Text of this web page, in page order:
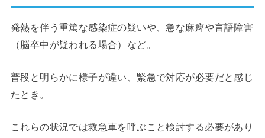
発熱を伴う重篤な感染症の疑いや、急な麻痺や言語障害
（脳卒中が疑われる場合）など。
普段と明らかに様子が違い、緊急で対応が必要だと感じ
たとき。
これらの状況では救急車を呼ぶこと検討する必要があり